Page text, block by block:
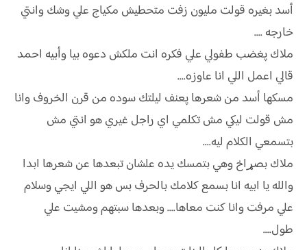
أسد بغيره قولت مليون زفت متحطيش مكياج علي وشك وانتي
خارجه ....
ملاك پغضب طفولي علي فكره انت ملكش دعوه بيا وأبيه احمد
قالي اعمل اللي انا عاوزه....
مسكها أسد من شعرها پعنف ليلتك سوده من قرن الخروف وانا
مش قولت ليكي مش تكلمي اي راجل غيري هو انتي مش
بتسمعي الكلام ليه....
ملاك بصړاخ وهي بتمسك يده علشان تبعدها عن شعرها ابدا
والله يا ابيه انا بسمع كلامك بالحرف بس هو اللي ايجي وسلام
علي مرفت وانا كنت معاها.... وبعدها سبتهم ومشيت علي
طول....